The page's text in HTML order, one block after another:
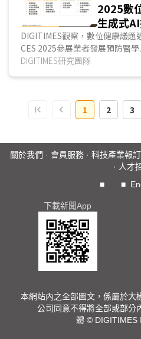
2025數
生成式
服務
DIGITIMES觀察，數位健康議題
CES 2025參展業者發展預防醫
化指導產品／服務已成為趨勢，
DIGITIMES研究團隊
1 2 3
關於我們 · 會員服務· 科技產業報
· 人才
■
■
下載新聞App
本網站內之全部圖文，係屬於大
公司同意不得將全部或部分
體 © DIGITIMES